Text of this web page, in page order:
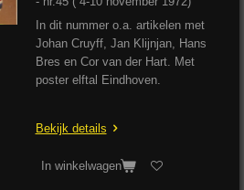
In dit nummer o.a. artikelen met
Johan Cruyff, Jan Klijnjan, Hans
Bres en Cor van der Hart. Met
poster elftal Eindhoven.
Bekijk details
In winkelwagen